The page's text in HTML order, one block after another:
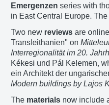
Emergenzen series with
in East Central Europe.
Two new reviews are
Transleithanien" on
Interregionalität im 20.
Kékesi und Pál Kelemen,
ein Architekt der
Modern buildings by Lajos
The materials now include